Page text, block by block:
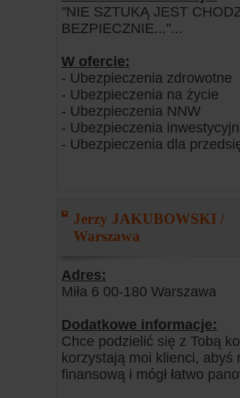
"NIE SZTUKĄ JEST
BEZPIECZNIE..."...
W ofercie:
- Ubezpieczenia zdrowotne
- Ubezpieczenia na życie
- Ubezpieczenia NNW
- Ubezpieczenia
- Ubezpieczenia dla
Jerzy JAKUBOWSKI /
Warszawa
Adres:
Miła 6 00-180 Warszawa
Dodatkowe informacje:
Chce podzielić się z Tobą
korzystają moi klienci, abyś
finansową i mógł łatwo